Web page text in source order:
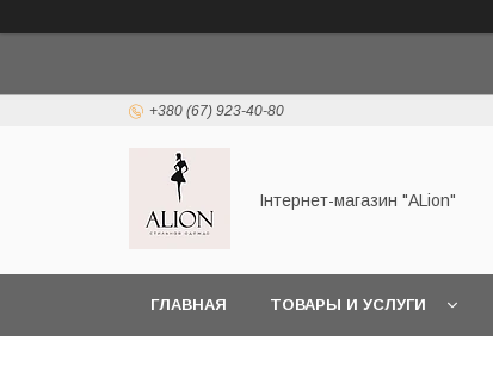
+380 (67) 923-40-80
Інтернет-магазин "ALіon"
ГЛАВНАЯ ТОВАРЫ И УСЛУГИ